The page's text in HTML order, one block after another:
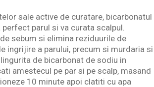
sale active de curatare, bicarbonatul
parul si va curata scalpul.
sebum si elimina reziduurile de
ingrijire a parului, precum si murdaria si
de bicarbonat de sodiu in
amestecul pe par si pe scalp, masand
10 minute apoi clatiti cu apa